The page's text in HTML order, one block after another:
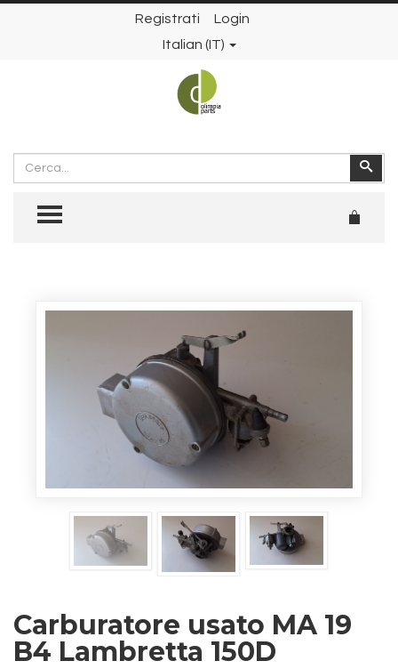
Registrati
Login
Italian (IT)
Cerca
TOGGLE MENU
Carburatore usato MA 19
B4 Lambretta 150D